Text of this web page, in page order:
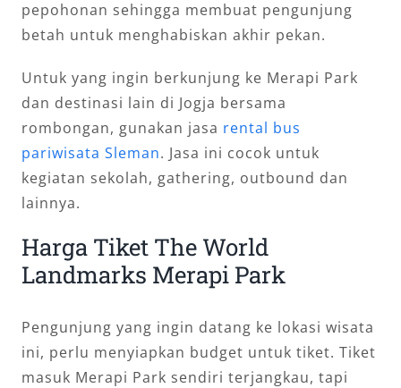
pepohonan sehingga membuat pengunjung
betah untuk menghabiskan akhir pekan.
Untuk yang ingin berkunjung ke Merapi Park
dan destinasi lain di Jogja bersama
rombongan, gunakan jasa rental bus
pariwisata Sleman. Jasa ini cocok untuk
kegiatan sekolah, gathering, outbound dan
lainnya.
Harga Tiket The World
Landmarks Merapi Park
Pengunjung yang ingin datang ke lokasi wisata
ini, perlu menyiapkan budget untuk tiket. Tiket
masuk Merapi Park sendiri terjangkau, tapi